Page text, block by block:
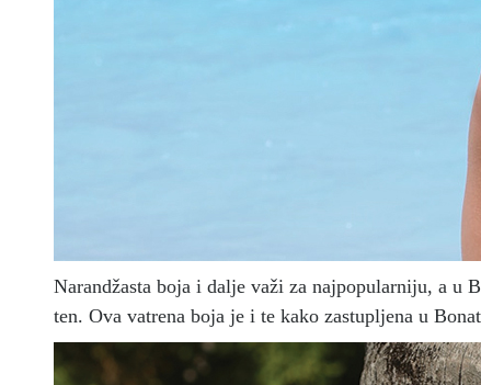
Narandžasta boja i dalje važi za najpopularniju, a u
ten. Ova vatrena boja je i te kako zastupljena u